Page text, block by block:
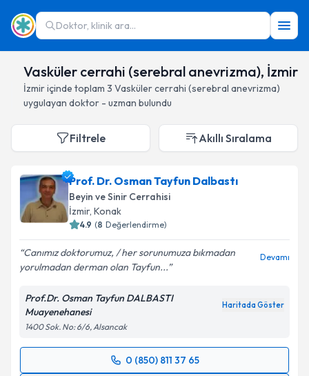
Doktor, klinik ara...
Vasküler cerrahi (serebral anevrizma), İzmir
İzmiriçinde toplam 3 Vasküler cerrahi (serebral anevrizma)
uygulayan doktor - uzman bulundu
Filtrele Akıllı Sıralama
Prof. Dr. Osman Tayfun Dalbastı
Beyin ve Sinir Cerrahisi
İzmir, Konak
4.9 (8 Değerlendirme)
Canımız doktorumuz, / her sorunumuza bıkmadan
yorulmadan derman olan Tayfun...
Devamı
Prof.Dr. Osman Tayfun DALBASTI
Muayenehanesi
Haritada Göster
1400 Sok. No: 6/6, Alsancak
0 (850) 811 37 65
Randevu Takvimi Talebi